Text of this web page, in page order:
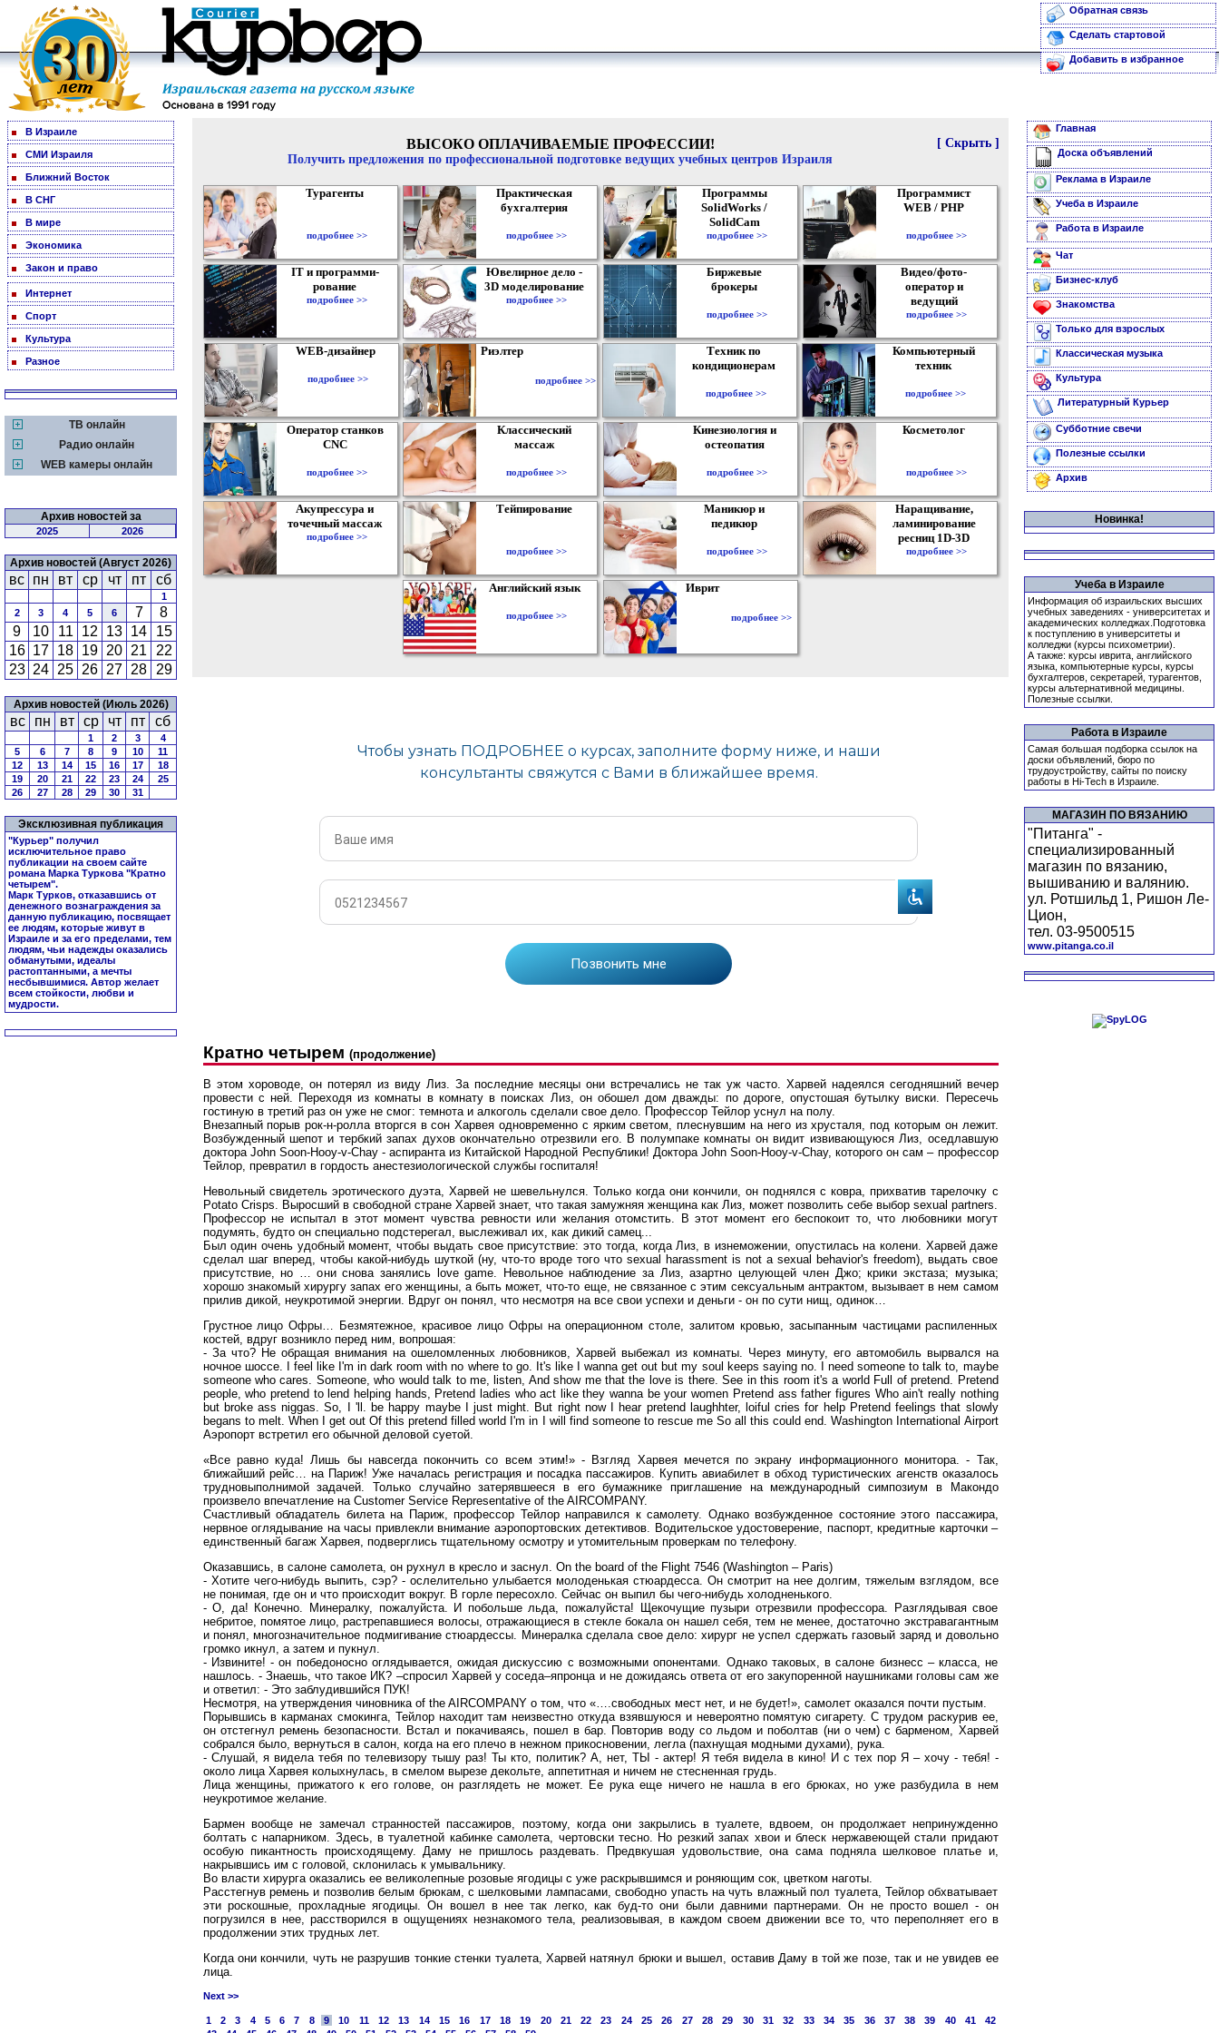
Обратная связь
Сделать стартовой
Добавить в избранное
В Израиле
СМИ Израиля
Ближний Восток
В СНГ
В мире
Экономика
Закон и право
Интернет
Спорт
Культура
Разное
ТВ онлайн
Радио онлайн
WEB камеры онлайн
Архив новостей за
2025 2026
Архив новостей (Август 2026)
вс пн вт ср чт пт сб
1
2
3 4 5 6 7
8
9
10 11 12 13 14
15
16 17 18 19 20 21
22
23 24 25 26 27 28 29
Архив новостей (Июль 2026)
вс пн вт ср чт пт сб
1 2 3
4
5
6 7 8 9 10
11
12
13 14 15 16 17
18
19
20 21 22 23 24
25
26
27 28 29 30 31
Эксклюзивная публикация
"Курьер" получил
исключительное право
публикации на своем сайте
романа Марка Туркова "Кратно
четырем".
Марк Турков, отказавшись от
денежного вознаграждения за
данную публикацию, посвящает
ее людям, которые живут в
Израиле и за его пределами, тем
людям, чьи надежды оказались
обманутыми, идеалы
растоптанными, а мечты
несбывшимися. Автор желает
всем стойкости, любви и
мудрости.
[ Скрыть ]
ВЫСОКО ОПЛАЧИВАЕМЫЕ ПРОФЕССИИ!
Получить предложения по профессиональной подготовке ведущих учебных центров Израиля
Турагенты
подробнее >>
Практическая
бухгалтерия
подробнее >>
Программы
SolidWorks /
SolidCam
подробнее >>
Программист
WEB / PHP
подробнее >>
IT и программи-
рование
подробнее >>
Ювелирное дело -
3D моделирование
подробнее >>
Биржевые
брокеры
подробнее >>
Видео/фото-
оператор и
ведущий
подробнее >>
WEB-дизайнер
подробнее >>
Риэлтер
подробнее >>
Техник по
кондиционерам
подробнее >>
Компьютерный
техник
подробнее >>
Оператор станков
CNC
подробнее >>
Классический
массаж
подробнее >>
Кинезиология и
остеопатия
подробнее >>
Косметолог
подробнее >>
Акупрессура и
точечный массаж
подробнее >>
Тейпирование
подробнее >>
Маникюр и
педикюр
подробнее >>
Наращивание,
ламинирование
ресниц 1D-3D
подробнее >>
Английский язык
подробнее >>
Иврит
подробнее >>
Кратно четырем (продолжение)
В этом хороводе, он потерял из виду Лиз. За последние месяцы они встречались не так уж часто. Харвей надеялся сегодняшний вечер
провести с ней. Переходя из комнаты в комнату в поисках Лиз, он обошел дом дважды: по дороге, опустошая бутылку виски. Пересечь
гостиную в третий раз он уже не смог: темнота и алкоголь сделали свое дело. Профессор Тейлор уснул на полу.
Внезапный порыв рок-н-ролла вторгся в сон Харвея одновременно с ярким светом, плеснувшим на него из хрусталя, под которым он лежит.
Возбужденный шепот и тербкий запах духов окончательно отрезвили его. В полумпаке комнаты он видит извивающуюся Лиз, оседлавшую
доктора John Soon-Hooy-v-Chay - аспиранта из Китайской Народной Республики! Доктора John Soon-Hooy-v-Chay, которого он сам – профессор
Тейлор, превратил в гордость анестезиологической службы госпиталя!
Невольный свидетель эротического дуэта, Харвей не шевельнулся. Только когда они кончили, он поднялся с ковра, прихватив тарелочку с
Potato Crisps. Выросший в свободной стране Харвей знает, что такая замужняя женщина как Лиз, может позволить себе выбор sexual partners.
Профессор не испытал в этот момент чувства ревности или желания отомстить. В этот момент его беспокоит то, что любовники могут
подумять, будто он специально подстерегал, выслеживал их, как дикий самец...
Был один очень удобный момент, чтобы выдать свое присутствие: это тогда, когда Лиз, в изнеможении, опустилась на колени. Харвей даже
сделал шаг вперед, чтобы какой-нибудь шуткой (ну, что-то вроде того что sexual harassment is not a sexual behavior's freedom), выдать свое
присутствие, но … они снова занялись love game. Невольное наблюдение за Лиз, азартно целующей член Джо; крики экстаза; музыка;
хорошо знакомый хирургу запах его женщины, а быть может, что-то еще, не связанное с этим сексуальным антрактом, вызывает в нем самом
прилив дикой, неукротимой энергии. Вдруг он понял, что несмотря на все свои успехи и деньги - он по сути нищ, одинок…
Грустное лицо Офры… Безмятежное, красивое лицо Офры на операционном столе, залитом кровью, засыпанным частицами распиленных
костей, вдруг возникло перед ним, вопрошая:
- За что? Не обращая внимания на ошеломленных любовников, Харвей выбежал из комнаты. Через минуту, его автомобиль вырвался на
ночное шоссе. I feel like I'm in dark room with no where to go. It's like I wanna get out but my soul keeps saying no. I need someone to talk to, maybe
someone who cares. Someone, who would talk to me, listen, And show me that the love is there. See in this room it's a world Full of pretend. Pretend
people, who pretend to lend helping hands, Pretend ladies who act like they wanna be your women Pretend ass father figures Who ain't really nothing
but broke ass niggas. So, I 'll. be happy maybe I just might. But right now I hear pretend laughhter, loiful cries for help Pretend feelings that slowly
begans to melt. When I get out Of this pretend filled world I'm in I will find someone to rescue me So all this could end. Washington International Airport
Аэропорт встретил его обычной деловой суетой.
«Все равно куда! Лишь бы навсегда покончить со всем этим!» - Взгляд Харвея мечется по экрану информационного монитора. - Так,
ближайший рейс… на Париж! Уже началась регистрация и посадка пассажиров. Купить авиабилет в обход туристических агенств оказалось
трудновыполнимой задачей. Только случайно затерявшееся в его бумажнике приглашение на международный симпозиум в Макондо
произвело впечатление на Customer Service Representative of the AIRCOMPANY.
Счастливый обладатель билета на Париж, профессор Тейлор направился к самолету. Однако возбужденное состояние этого пассажира,
нервное оглядывание на часы привлекли внимание аэропортовских детективов. Водительское удостоверение, паспорт, кредитные карточки –
единственный багаж Харвея, подверглись тщательному осмотру и утомительным проверкам по телефону.
Оказавшись, в салоне самолета, он рухнул в кресло и заснул. On the board of the Flight 7546 (Washington – Paris)
- Хотите чего-нибудь выпить, сэр? - ослелительно улыбается молоденькая стюардесса. Он смотрит на нее долгим, тяжелым взглядом, все
не понимая, где он и что происходит вокруг. В горле пересохло. Сейчас он выпил бы чего-нибудь холодненького.
- О, да! Конечно. Минералку, пожалуйста. И побольше льда, пожалуйста! Щекочущие пузыри отрезвили профессора. Разглядывая свое
небритое, помятое лицо, растрепавшиеся волосы, отражающиеся в стекле бокала он нашел себя, тем не менее, достаточно экстравагантным
и понял, многозначительное подмигивание стюардессы. Минералка сделала свое дело: хирург не успел сдержать газовый заряд и довольно
громко икнул, а затем и пукнул.
- Извините! - он победоносно оглядывается, ожидая дискуссию с возможными опонентами. Однако таковых, в салоне бизнесс – класса, не
нашлось. - Знаешь, что такое ИК? –спросил Харвей у соседа–япронца и не дожидаясь ответа от его закупоренной наушниками головы сам же
и ответил: - Это заблудившийся ПУК!
Несмотря, на утверждения чиновника of the AIRCOMPANY о том, что «….свободных мест нет, и не будет!», самолет оказался почти пустым.
Порывшись в карманах смокинга, Тейлор находит там неизвестно откуда взявшуюся и невероятно помятую сигарету. С трудом раскурив ее,
он отстегнул ремень безопасности. Встал и покачиваясь, пошел в бар. Повторив воду со льдом и поболтав (ни о чем) с барменом, Харвей
собрался было, вернуться в салон, когда на его плечо в нежном прикосновении, легла (пахнущая модными духами), рука.
- Слушай, я видела тебя по телевизору тышу раз! Ты кто, политик? А, нет, ТЫ - актер! Я тебя видела в кино! И с тех пор Я – хочу - тебя! -
около лица Харвея колыхнулась, в смелом вырезе декольте, аппетитная и ничем не стесненная грудь.
Лица женщины, прижатого к его голове, он разглядеть не может. Ее рука еще ничего не нашла в его брюках, но уже разбудила в нем
неукротимое желание.
Бармен вообще не замечал странностей пассажиров, поэтому, когда они закрылись в туалете, вдвоем, он продолжает непринужденно
болтать с напарником. Здесь, в туалетной кабинке самолета, чертовски тесно. Но резкий запах хвои и блеск нержавеющей стали придают
особую пикантность происходящему. Даму не пришлось раздевать. Предвкушая удовольствие, она сама подняла шелковое платье и,
накрывшись им с головой, склонилась к умывальнику.
Во власти хирурга оказались ее великолепные розовые ягодицы с уже раскрывшимся и роняющим сок, цветком наготы.
Расстегнув ремень и позволив белым брюкам, с шелковыми лампасами, свободно упасть на чуть влажный пол туалета, Тейлор обхватывает
эти роскошные, прохладные ягодицы. Он вошел в нее так легко, как буд-то они были давними партнерами. Он не просто вошел - он
погрузился в нее, расстворился в ощущениях незнакомого тела, реализовывая, в каждом своем движении все то, что переполняет его в
продолжении этих трудных лет.
Когда они кончили, чуть не разрушив тонкие стенки туалета, Харвей натянул брюки и вышел, оставив Даму в той же позе, так и не увидев ее
лица.
Next >>
1 2 3 4 5 6 7 8 9 10 11 12 13 14 15 16 17 18 19 20 21 22 23 24 25 26 27 28 29 30 31 32 33 34 35 36 37 38 39 40 41
42
Главная
Доска объявлений
Реклама в Израиле
Учеба в Израиле
Работа в Израиле
Чат
Бизнес-клуб
Знакомства
Только для взрослых
Классическая музыка
Культура
Литературный Курьер
Субботние свечи
Полезные ссылки
Архив
Новинка!
Учеба в Израиле
Информация об израильских высших
учебных заведениях - университетах и
академических колледжах.Подготовка
к поступлению в университеты и
колледжи (курсы психометрии).
А также: курсы иврита, английского
языка, компьютерные курсы, курсы
бухгалтеров, секретарей, турагентов,
курсы альтернативной медицины.
Полезные ссылки.
Работа в Израиле
Самая большая подборка ссылок на
доски объявлений, бюро по
трудоустройству, сайты по поиску
работы в Hi-Tech в Израиле.
МАГАЗИН ПО ВЯЗАНИЮ
"Питанга" -
специализированный
магазин по вязанию,
вышиванию и валянию.
ул. Ротшильд 1, Ришон Ле-
Цион,
тел. 03-9500515
www.pitanga.co.il